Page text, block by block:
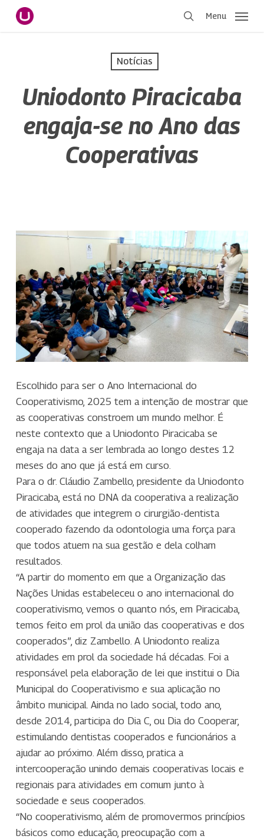
Pular
para
Menu
Notícias
Uniodonto Piracicaba
engaja-se no Ano das
Cooperativas
Escolhido para ser o Ano Internacional do
Cooperativismo, 2025 tem a intenção de mostrar que
as cooperativas constroem um mundo melhor. É
neste contexto que a Uniodonto Piracicaba se
engaja na data a ser lembrada ao longo destes 12
meses do ano que já está em curso.
Para o dr. Cláudio Zambello, presidente da Uniodonto
Piracicaba, está no DNA da cooperativa a realização
de atividades que integrem o cirurgião-dentista
cooperado fazendo da odontologia uma força para
que todos atuem na sua gestão e dela colham
resultados.
“A partir do momento em que a Organização das
Nações Unidas estabeleceu o ano internacional do
cooperativismo, vemos o quanto nós, em Piracicaba,
temos feito em prol da união das cooperativas e dos
cooperados”, diz Zambello. A Uniodonto realiza
atividades em prol da sociedade há décadas. Foi a
responsável pela elaboração de lei que institui o Dia
Municipal do Cooperativismo e sua aplicação no
âmbito municipal. Ainda no lado social, todo ano,
desde 2014, participa do Dia C, ou Dia do Cooperar,
estimulando dentistas cooperados e funcionários a
ajudar ao próximo. Além disso, pratica a
intercooperação unindo demais cooperativas locais e
regionais para atividades em comum junto à
sociedade e seus cooperados.
“No cooperativismo, além de promovermos princípios
básicos como educação, preocupação com a